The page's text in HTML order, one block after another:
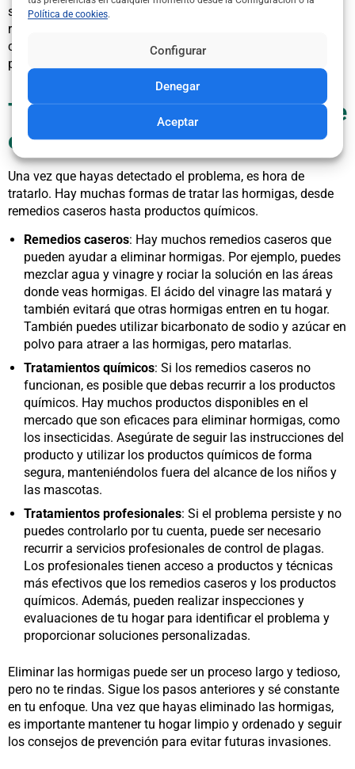
Política de cookies.
Aceptar
Denegar
Configurar
son las que vemos a menudo, mientras que las hormigas
reproductoras son las responsables de crear nuevas
colonias. Si ves hormigas reproductoras en tu hogar, es
probable que tengas una colonia de hormigas cerca.
Tratamiento de hormigas: ¡Elige
el método adecuado!
Una vez que hayas detectado el problema, es hora de
tratarlo. Hay muchas formas de tratar las hormigas, desde
remedios caseros hasta productos químicos.
Remedios caseros: Hay muchos remedios caseros que
pueden ayudar a eliminar hormigas. Por ejemplo, puedes
mezclar agua y vinagre y rociar la solución en las áreas
donde veas hormigas. El ácido del vinagre las matará y
también evitará que otras hormigas entren en tu hogar.
También puedes utilizar bicarbonato de sodio y azúcar en
polvo para atraer a las hormigas, pero matarlas.
Tratamientos químicos: Si los remedios caseros no
funcionan, es posible que debas recurrir a los productos
químicos. Hay muchos productos disponibles en el
mercado que son eficaces para eliminar hormigas, como
los insecticidas. Asegúrate de seguir las instrucciones del
producto y utilizar los productos químicos de forma
segura, manteniéndolos fuera del alcance de los niños y
las mascotas.
Tratamientos profesionales: Si el problema persiste y no
puedes controlarlo por tu cuenta, puede ser necesario
recurrir a servicios profesionales de control de plagas.
Los profesionales tienen acceso a productos y técnicas
más efectivos que los remedios caseros y los productos
químicos. Además, pueden realizar inspecciones y
evaluaciones de tu hogar para identificar el problema y
proporcionar soluciones personalizadas.
Eliminar las hormigas puede ser un proceso largo y tedioso,
pero no te rindas. Sigue los pasos anteriores y sé constante
en tu enfoque. Una vez que hayas eliminado las hormigas,
es importante mantener tu hogar limpio y ordenado y seguir
los consejos de prevención para evitar futuras invasiones.